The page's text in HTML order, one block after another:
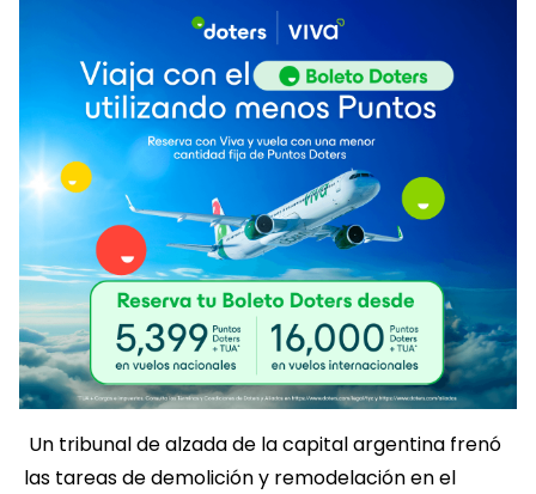
Un tribunal de alzada de la capital argentina frenó
las tareas de demolición y remodelación en el